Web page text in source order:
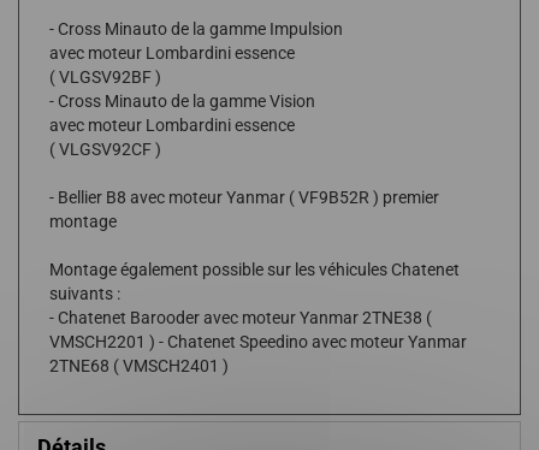
- Cross Minauto de la gamme Impulsion
avec moteur Lombardini essence
( VLGSV92BF )
- Cross Minauto de la gamme Vision
avec moteur Lombardini essence
( VLGSV92CF )
- Bellier B8 avec moteur Yanmar ( VF9B52R ) premier
montage
Montage également possible sur les véhicules Chatenet
suivants :
- Chatenet Barooder avec moteur Yanmar 2TNE38 (
VMSCH2201 ) - Chatenet Speedino avec moteur Yanmar
2TNE68 ( VMSCH2401 )